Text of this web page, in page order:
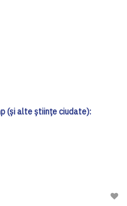
(și alte științe ciudate):